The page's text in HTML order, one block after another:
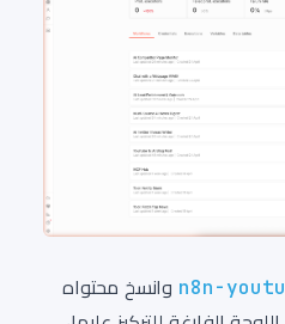
n8n- وانسخ محتواه